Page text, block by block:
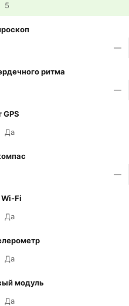
5
—
ритма
—
Да
—
Fi
Да
Да
модуль
Да